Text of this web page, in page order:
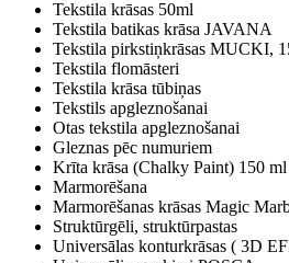
Tekstila krāsas 50ml
Tekstila batikas krāsa JAVANA
Tekstila pirkstiņkrāsas MUCKI,
Tekstila flomāsteri
Tekstila krāsa tūbiņas
Tekstils apgleznošanai
Otas tekstila apgleznošanai
Gleznas pēc numuriem
Krīta krāsa (Chalky Paint) 150 ml
Marmorēšana
Marmorēšanas krāsas Magic
Struktūrgēli, struktūrpastas
Universālas konturkrāsas ( 3D